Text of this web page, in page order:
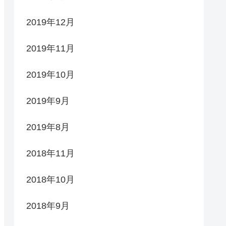
2019年12月
2019年11月
2019年10月
2019年9月
2019年8月
2018年11月
2018年10月
2018年9月